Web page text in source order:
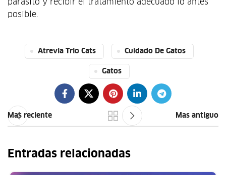
parásito y recibir el tratamiento adecuado lo antes
posible.
Atrevia Trio Cats Cuidado De Gatos
Gatos
Mas reciente Mas antiguo
Entradas relacionadas